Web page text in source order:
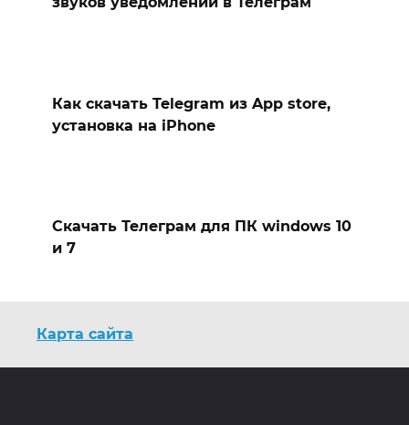
Как скачать Telegram из App store,
установка на iPhone
Скачать Телеграм для ПК windows 10
и 7
Карта сайта